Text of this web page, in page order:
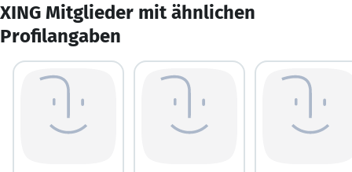
XING Mitglieder mit ähnlichen
Profilangaben